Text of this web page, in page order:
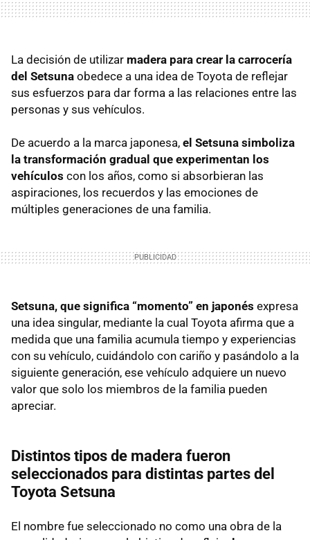
La decisión de utilizar madera para crear la carrocería
del Setsuna obedece a una idea de Toyota de reflejar
sus esfuerzos para dar forma a las relaciones entre las
personas y sus vehículos.
De acuerdo a la marca japonesa, el Setsuna simboliza
la transformación gradual que experimentan los
vehículos con los años, como si absorbieran las
aspiraciones, los recuerdos y las emociones de
múltiples generaciones de una familia.
Setsuna, que significa “momento” en japonés expresa
una idea singular, mediante la cual Toyota afirma que a
medida que una familia acumula tiempo y experiencias
con su vehículo, cuidándolo con cariño y pasándolo a la
siguiente generación, ese vehículo adquiere un nuevo
valor que solo los miembros de la familia pueden
apreciar.
Distintos tipos de madera fueron
seleccionados para distintas partes del
Toyota Setsuna
El nombre fue seleccionado no como una obra de la